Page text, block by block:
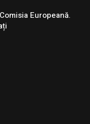
Europeană.